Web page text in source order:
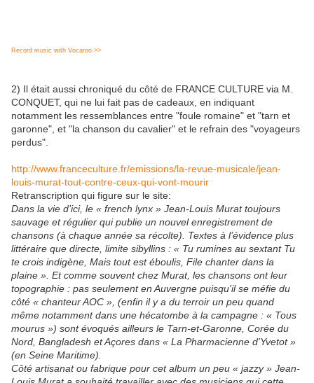
Record music with Vocaroo >>
2) Il était aussi chroniqué du côté de FRANCE CULTURE via M.
CONQUET, qui ne lui fait pas de cadeaux, en indiquant
notamment les ressemblances entre "foule romaine" et "tarn et
garonne", et "la chanson du cavalier" et le refrain des "voyageurs
perdus".
http://www.franceculture.fr/emissions/la-revue-musicale/jean-
louis-murat-tout-contre-ceux-qui-vont-mourir
Retranscription qui figure sur le site:
Dans la vie d’ici, le « french lynx » Jean-Louis Murat toujours
sauvage et régulier qui publie un nouvel enregistrement de
chansons (à chaque année sa récolte). Textes à l’évidence plus
littéraire que directe, limite sibyllins : « Tu rumines au sextant Tu
te crois indigène, Mais tout est éboulis, File chanter dans la
plaine ». Et comme souvent chez Murat, les chansons ont leur
topographie : pas seulement en Auvergne puisqu'il se méfie du
côté « chanteur AOC », (enfin il y a du terroir un peu quand
même notamment dans une hécatombe à la campagne : « Tous
mourus ») sont évoqués ailleurs le Tarn-et-Garonne, Corée du
Nord, Bangladesh et Açores dans « La Pharmacienne d'Yvetot »
(en Seine Maritime).
Côté artisanat ou fabrique pour cet album un peu « jazzy » Jean-